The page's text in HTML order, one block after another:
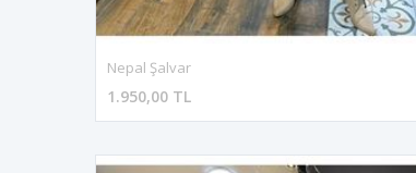
Nepal Şalvar
1.950,00 TL